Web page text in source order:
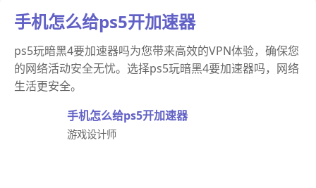
手机怎么给ps5开加速器
ps5玩暗黑4要加速器吗为您带来高效的VPN体验，确保您
的网络活动安全无忧。选择ps5玩暗黑4要加速器吗，网络
生活更安全。
手机怎么给ps5开加速器
游戏设计师